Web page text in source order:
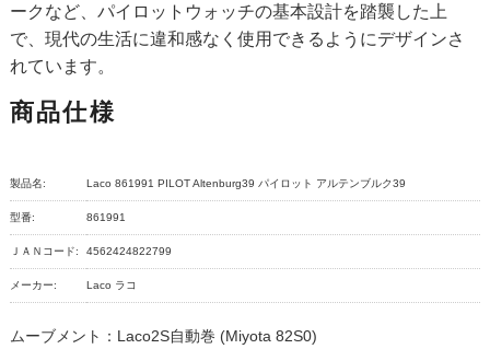
ークなど、パイロットウォッチの基本設計を踏襲した上
で、現代の生活に違和感なく使用できるようにデザインさ
れています。
商品仕様
製品名: Laco 861991 PILOT Altenburg39 パイロット アルテンブルク39
型番: 861991
ＪＡＮコード: 4562424822799
メーカー: Laco ラコ
ムーブメント：Laco2S自動巻 (Miyota 82S0)